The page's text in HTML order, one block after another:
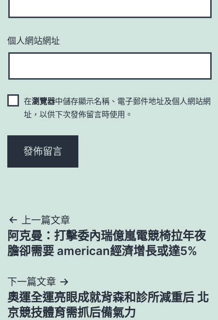
個人網站網址
在瀏覽器中儲存顯示名稱、電子郵件地址及個人網站網
址，以供下次發佈留言時使用。
文
章
覽
上一篇文章
阿克曼：打擊委內瑞億嵐電競椅拉年夜
膽卻需要 american經濟增長或達5%
下一篇文章
奧運全運亮眼成就背森和診所減重后 北
京競技體育需抓后備氣力